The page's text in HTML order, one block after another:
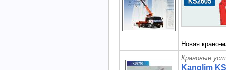
Новая крано-
Крановые
Kanglim